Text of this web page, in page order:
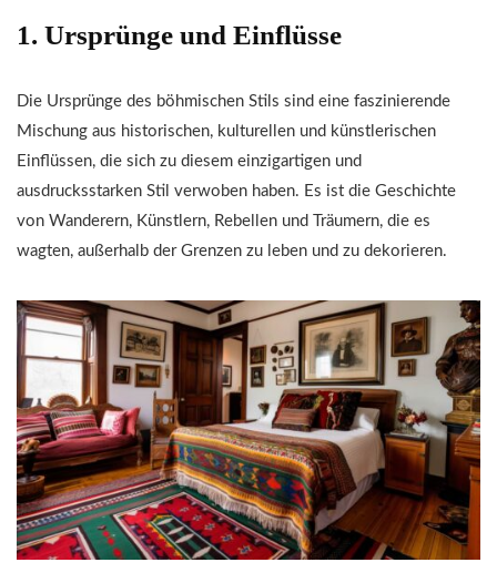
1. Ursprünge und Einflüsse
Die Ursprünge des böhmischen Stils sind eine faszinierende
Mischung aus historischen, kulturellen und künstlerischen
Einflüssen, die sich zu diesem einzigartigen und
ausdrucksstarken Stil verwoben haben. Es ist die Geschichte
von Wanderern, Künstlern, Rebellen und Träumern, die es
wagten, außerhalb der Grenzen zu leben und zu dekorieren.